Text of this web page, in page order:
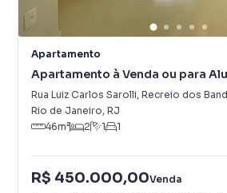
Apartamento
Apartamento à Venda ou para
dos Bandeirantes
Rua Luiz Carlos Sarolli, Recreio dos
Rio de Janeiro, RJ
46m² 2 1 1
R$ 450.000,00Venda